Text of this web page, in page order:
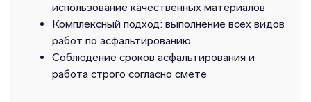
использование качественных материалов
Комплексный подход: выполнение всех видов
работ по асфальтированию
Соблюдение сроков асфальтирования и
работа строго согласно смете